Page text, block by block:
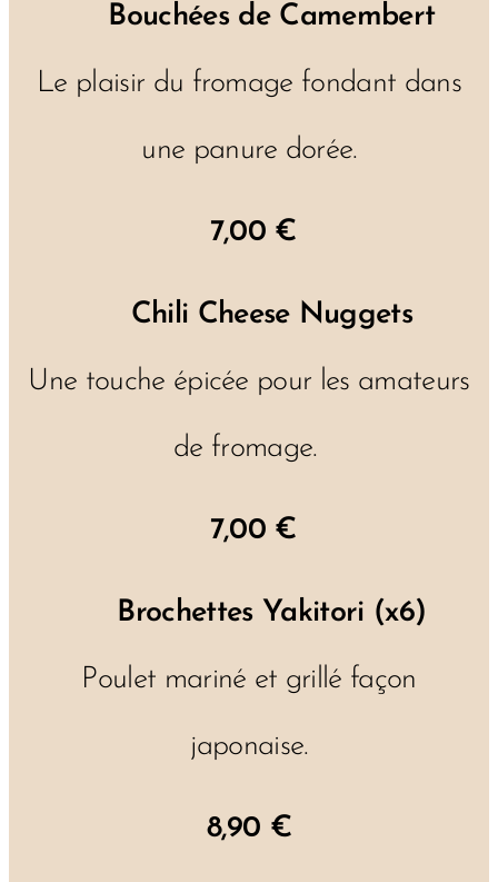
Bouchées de Camembert
Le plaisir du fromage fondant dans
une panure dorée.
7,00 €
Chili Cheese Nuggets
Une touche épicée pour les amateurs
de fromage.
7,00 €
Brochettes Yakitori (x6)
Poulet mariné et grillé façon
japonaise.
8,90 €